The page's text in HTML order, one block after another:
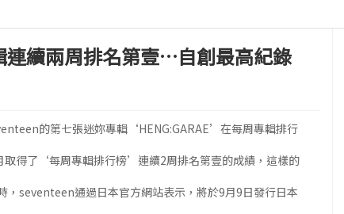
精緻妝容引人注目
續兩周排名第壹…自創最高紀錄
的第七張迷妳專輯‘HENG:GARAE’在每周專輯排行
得了‘每周專輯排行榜’連續2周排名第壹的成績，這樣的
，seventeen通過日本官方網站表示，將於9月9日發行日本